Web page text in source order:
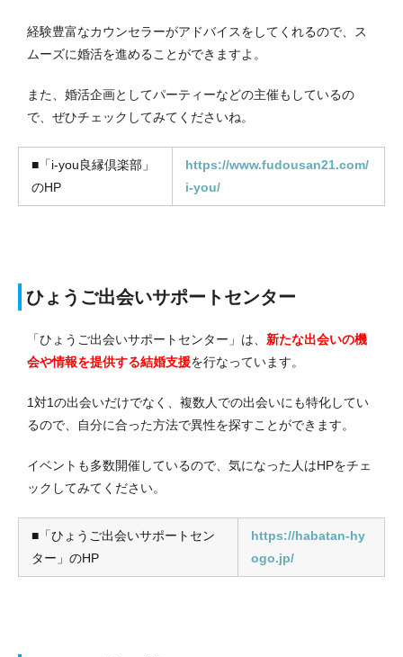
経験豊富なカウンセラーがアドバイスをしてくれるので、ス
ムーズに婚活を進めることができますよ。
また、婚活企画としてパーティーなどの主催もしているの
で、ぜひチェックしてみてくださいね。
■「i-you良縁倶楽部」
のHP
https://www.fudousan21.com/
i-you/
ひょうご出会いサポートセンター
「ひょうご出会いサポートセンター」は、 新たな出会いの機
会や情報を提供する結婚支援を行なっています。
1対1の出会いだけでなく、複数人での出会いにも特化してい
るので、自分に合った方法で異性を探すことができます。
イベントも多数開催しているので、気になった人はHPをチェ
ックしてみてください。
■「ひょうご出会いサポートセン
ター」のHP
https://habatan-hy
ogo.jp/